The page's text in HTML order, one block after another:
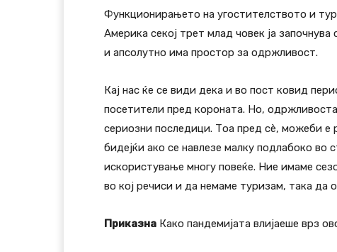
Функционирањето на угостителството и
Америка секој трет млад човек ја
и апсолутно има простор за одржливост.
Кај нас ќе се види дека и во пост ковид
посетители пред короната. Но,
сериозни последици. Тоа пред сè, можеби е
бидејќи ако се навлезе малку подлабоко
искористување многу повеќе. Ние имаме
во кој речиси и да немаме туризам, така да
Приказна Како пандемијата влијаеше врз